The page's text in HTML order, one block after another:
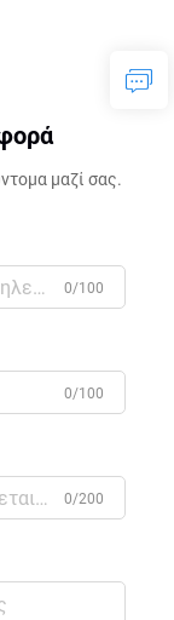
μαζί σας.
0/100
0/100
0/200